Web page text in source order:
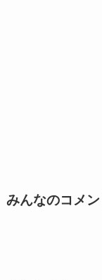
みんなのコメン